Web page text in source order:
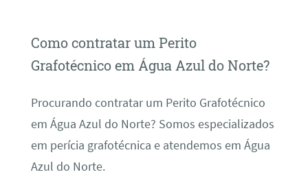
Como contratar um Perito
Grafotécnico em Água Azul do Norte?
Procurando contratar um Perito Grafotécnico
em Água Azul do Norte? Somos especializados
em perícia grafotécnica e atendemos em Água
Azul do Norte.